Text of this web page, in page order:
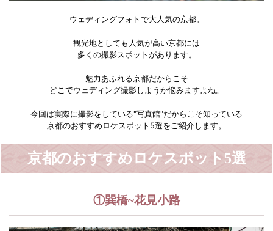
ウェディングフォトで大人気の京都。
観光地としても人気が高い京都には
多くの撮影スポットがあります。
魅力あふれる京都だからこそ
どこでウェディング撮影しようか悩みますよね。
今回は実際に撮影をしている"写真館"だからこそ知っている
京都のおすすめロケスポット5選をご紹介します。
京都のおすすめロケスポット5選
①巽橋~花見小路